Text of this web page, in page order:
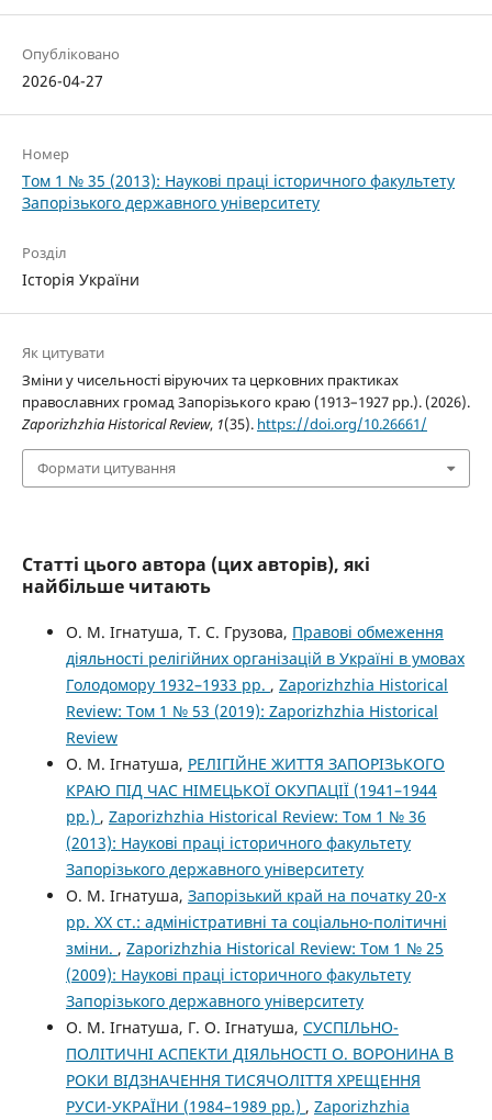
Опубліковано
2026-04-27
Номер
Том 1 № 35 (2013): Наукові праці історичного факультету
Запорізького державного університету
Розділ
Історія України
Як цитувати
Зміни у чисельності віруючих та церковних практиках
православних громад Запорізького краю (1913–1927 рр.). (2026).
Zaporizhzhia Historical Review, 1(35). https://doi.org/10.26661/
Формати цитування
Статті цього автора (цих авторів), які
найбільше читають
О. М. Ігнатуша, Т. С. Грузова, Правові обмеження
діяльності релігійних організацій в Україні в умовах
Голодомору 1932–1933 рр. , Zaporizhzhia Historical
Review: Том 1 № 53 (2019): Zaporizhzhia Historical
Review
О. М. Ігнатуша, РЕЛІГІЙНЕ ЖИТТЯ ЗАПОРІЗЬКОГО
КРАЮ ПІД ЧАС НІМЕЦЬКОЇ ОКУПАЦІЇ (1941–1944
рр.) , Zaporizhzhia Historical Review: Том 1 № 36
(2013): Наукові праці історичного факультету
Запорізького державного університету
О. М. Ігнатуша, Запорізький край на початку 20-х
рр. ХХ ст.: адміністративні та соціально-політичні
зміни. , Zaporizhzhia Historical Review: Том 1 № 25
(2009): Наукові праці історичного факультету
Запорізького державного університету
О. М. Ігнатуша, Г. О. Ігнатуша, СУСПІЛЬНО-
ПОЛІТИЧНІ АСПЕКТИ ДІЯЛЬНОСТІ О. ВОРОНИНА В
РОКИ ВІДЗНАЧЕННЯ ТИСЯЧОЛІТТЯ ХРЕЩЕННЯ
РУСИ-УКРАЇНИ (1984–1989 рр.) , Zaporizhzhia